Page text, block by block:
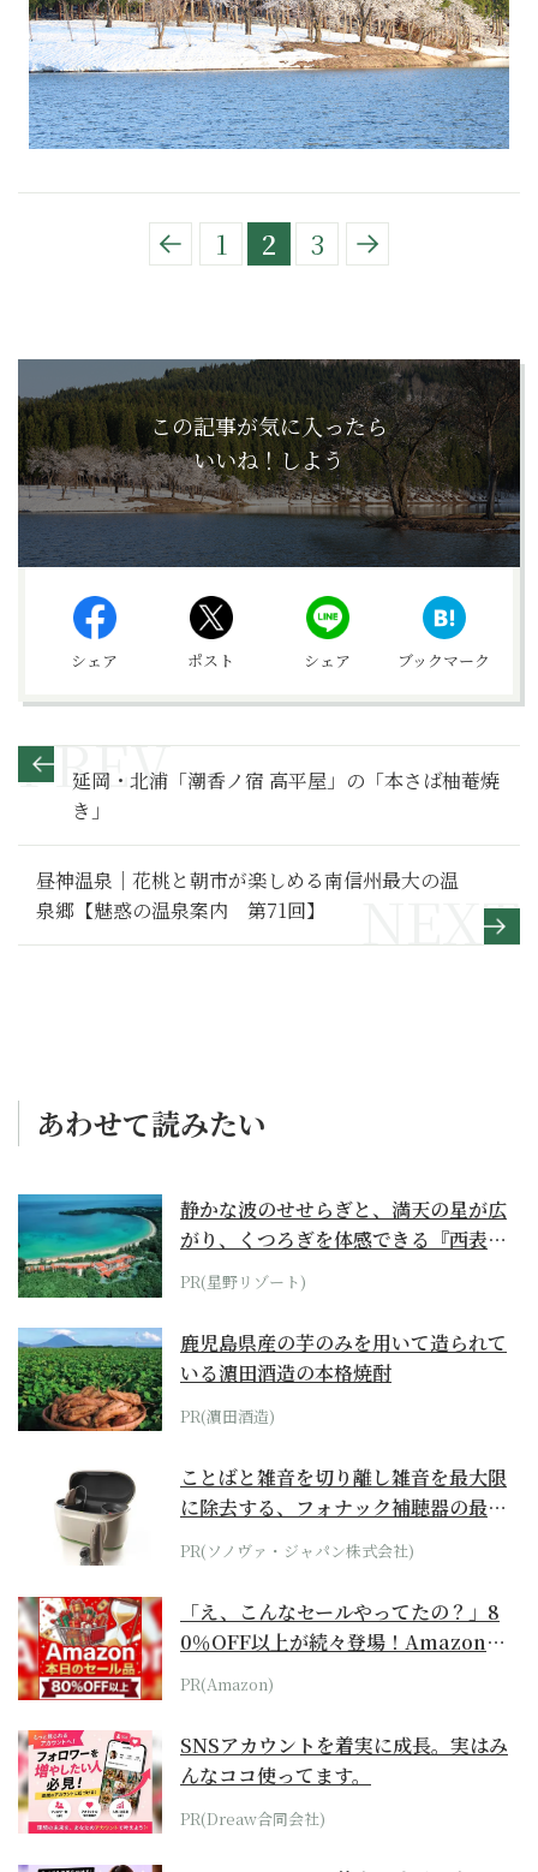
1 2 3
この記事が気に入ったら
いいね！しよう
シェア ポスト シェア ブックマーク
延岡・北浦「潮香ノ宿 高平屋」の「本さば柚菴焼
き」
昼神温泉｜花桃と朝市が楽しめる南信州最大の温
泉郷【魅惑の温泉案内 第71回】
あわせて読みたい
静かな波のせせらぎと、満天の星が広
がり、くつろぎを体感できる『西表島
ホテル by...
PR(星野リゾート)
鹿児島県産の芋のみを用いて造られて
いる濵田酒造の本格焼酎
PR(濵田酒造)
ことばと雑音を切り離し雑音を最大限
に除去する、フォナック補聴器の最上
位モデル
PR(ソノヴァ・ジャパン株式会社)
「え、こんなセールやってたの？」8
0％OFF以上が続々登場！Amazonの
本気が...
PR(Amazon)
SNSアカウントを着実に成長。実はみ
んなココ使ってます。
PR(Dreaw合同会社)